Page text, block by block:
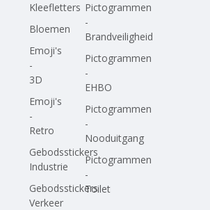
ontwerp
Kleefletters
Bloemen
Emoji's
-
3D
Emoji's
-
Retro
Gebodsstickers
Industrie
Gebodsstickers
Verkeer
Pictogrammen
-
Brandveiligheid
Pictogrammen
-
EHBO
Pictogrammen
-
Nooduitgang
Pictogrammen
-
Toilet